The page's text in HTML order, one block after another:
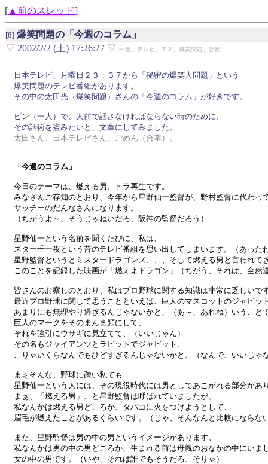
[ ▲前のスレッド]
[8] 爆笑問題の「今週のコラム」
▽ 2002/2/2 (土) 17:26:27 ▽ 一般、テレビ、ＴＶ、爆笑問題、話術
日本テレビ、月曜日２３：３７から「秘密の爆笑大問題」という
爆笑問題のテレビ番組があります。
その中の太田光（爆笑問題）さんの「今週のコラム」が好きです。
ピン（一人）で、人前で話さなければならない時のために、
太田さん、日本テレビさん、ごめん（合掌）。
「今週のコラム」
今日のテーマは、燃える男、トラ再生です。
みなさんご存知のとおり、今年から星野仙一監督が、野村監督に代わっ
サッチーのだんなさんになります。
（ちがうよ～、そうじゃねいだろ、阪神の監督だろう）
星野仙一という名前を聞くたびに、私は、
スター千一夜という昔のテレビ番組を思い出してしまいます。（あった
星野監督というとミスタードラゴンズ、、、そして燃える男と言われて
このことを記録した映画が「燃えよドラゴン」（ちがう、それは、全然
皆さんのお察しのとおり、私はプロ野球に関する知識は非常に乏しいで
最近プロ野球に関して思うことといえば、巨人のマスコットのジャビッ
あまりにも無理やり過ぎるんじゃないかと、（あ～、あれね）いうこと
巨人のマークをそのまんま顔にして、
それを強引にウサギに見立てて、（いいじゃん）
その名もジャイアンツとラビットでジャビット、
こりゃいくらなんでもひどすぎるんじゃないかと。（なんで、いいじゃ
まぁそんな、野球に疎い私でも
星野仙一という人には、その現役時代には男としてあこがれる部分があ
まぁ、「燃える男」、と星野監督は呼ばれていましたが、
私なんかは燃える男どころか、タバコに火をつけようとして、
眉毛が燃えたことがあるぐらいです。（じゃ、そんなんと比較にならな
また、星野監督は男の中の男というイメージがあります。
私なんかは男の中の男どころか、生まれる前は母親のおなかの中にいま
女の中の男です。（いや、それは誰でもそうだろ、そりゃ）